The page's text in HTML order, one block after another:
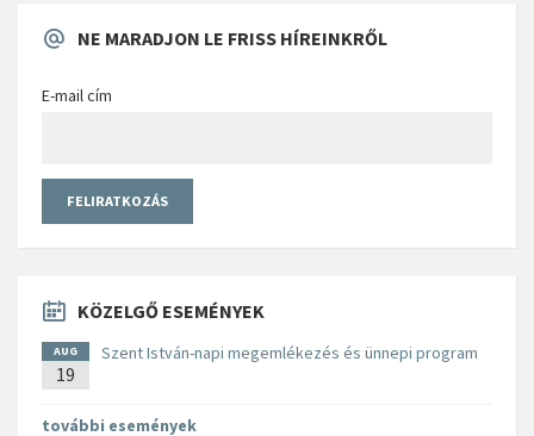
NE MARADJON LE FRISS HÍREINKRŐL
E-mail cím
KÖZELGŐ ESEMÉNYEK
AUG
19
Szent István-napi megemlékezés és ünnepi program
további események